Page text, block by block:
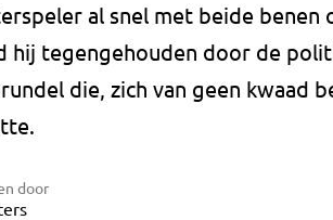
al snel met beide
hij tegengehouden door de
die, zich van geen kwaad
door